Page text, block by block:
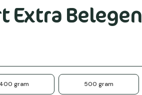
Extra Belegen
400 gram 500 gram